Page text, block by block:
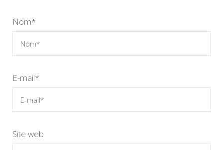
Nom*
E-mail*
Site web